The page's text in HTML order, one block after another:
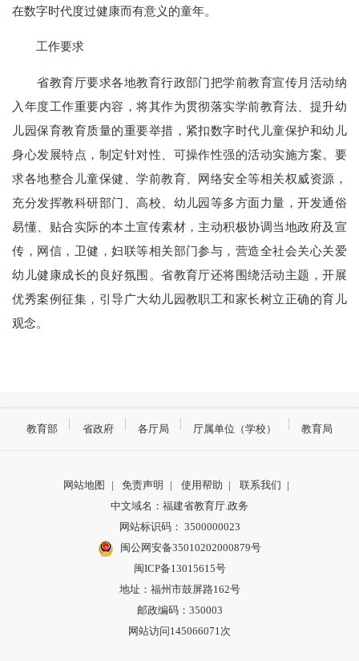
在数字时代度过健康而有意义的童年。
工作要求
省教育厅要求各地教育行政部门把学前教育宣传月活动纳
入年度工作重要内容，将其作为贯彻落实学前教育法、提升幼
儿园保育教育质量的重要举措，紧扣数字时代儿童保护和幼儿
身心发展特点，制定针对性、可操作性强的活动实施方案。要
求各地整合儿童保健、学前教育、网络安全等相关权威资源，
充分发挥教科研部门、高校、幼儿园等多方面力量，开发通俗
易懂、贴合实际的本土宣传素材，主动积极协调当地政府及宣
传，网信，卫健，妇联等相关部门参与，营造全社会关心关爱
幼儿健康成长的良好氛围。省教育厅还将围绕活动主题，开展
优秀案例征集，引导广大幼儿园教职工和家长树立正确的育儿
观念。
教育部 省政府 各厅局 厅属单位（学校） 教育局
网站地图 | 免责声明 | 使用帮助 | 联系我们 |
中文域名：福建省教育厅.政务
网站标识码： 3500000023
闽公网安备35010202000879号
闽ICP备13015615号
地址：福州市鼓屏路162号
邮政编码：350003
网站访问145066071次